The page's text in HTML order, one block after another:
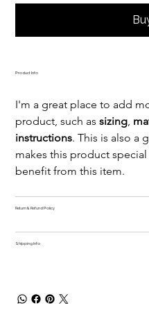
Product Info
I'm a great place to add
product, such as sizing,
instructions. This is also a
makes this product
benefit from this item.
Return & Refund Policy
Shipping Info